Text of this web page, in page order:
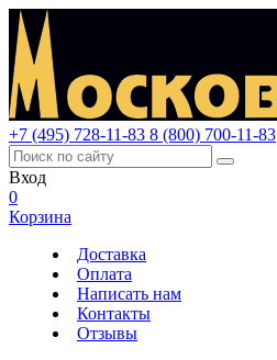
+7 (495) 728-11-83 8 (800) 700-11-83
Вход
0
Корзина
Доставка
Оплата
Написать нам
Контакты
Отзывы